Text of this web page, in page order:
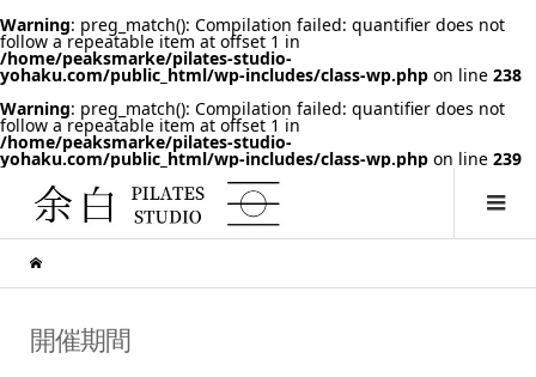
Warning: preg_match(): Compilation failed: quantifier does not
follow a repeatable item at offset 1 in
/home/peaksmarke/pilates-studio-
yohaku.com/public_html/wp-includes/class-wp.php on line 238
Warning: preg_match(): Compilation failed: quantifier does not
follow a repeatable item at offset 1 in
/home/peaksmarke/pilates-studio-
yohaku.com/public_html/wp-includes/class-wp.php on line 239
開催期間